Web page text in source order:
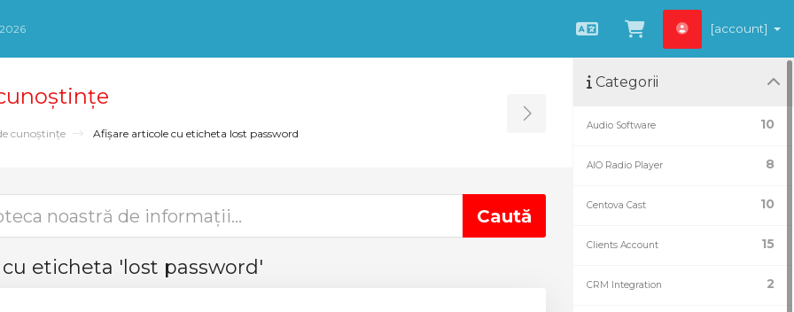
RomânăCoșul meu
[account]
cunoștințe Afișare articole cu eticheta lost password Toggle Sidebar
eticheta 'lost password'
Categorii
10
Audio Software
8
AIO Radio Player
10
Centova Cast
15
Clients Account
2
CRM Integration